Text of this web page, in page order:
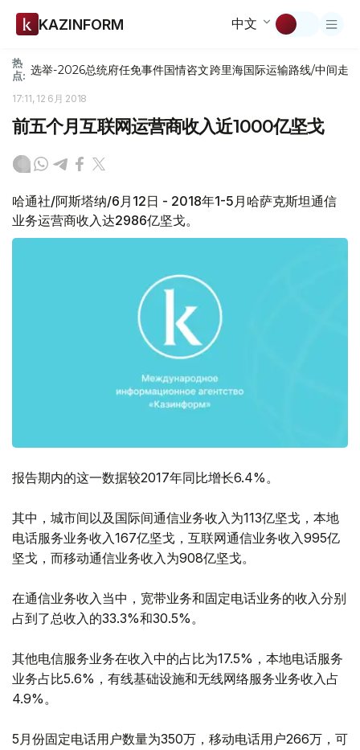
KAZINFORM 中文
热
点: 选举-2026总统府任免事件国情咨文跨里海国际运输路线/中间走廊
17:11, 12 6月 2018
前五个月互联网运营商收入近1000亿坚戈
哈通社/阿斯塔纳/6月12日 - 2018年1-5月哈萨克斯坦通信
业务运营商收入达2986亿坚戈。
报告期内的这一数据较2017年同比增长6.4%。
其中，城市间以及国际间通信业务收入为113亿坚戈，本地
电话服务业务收入167亿坚戈，互联网通信业务收入995亿
坚戈，而移动通信业务收入为908亿坚戈。
在通信业务收入当中，宽带业务和固定电话业务的收入分别
占到了总收入的33.3%和30.5%。
其他电信服务业务在收入中的占比为17.5%，本地电话服务
业务占比5.6%，有线基础设施和无线网络服务业务收入占
4.9%。
5月份固定电话用户数量为350万，移动电话用户266万，可